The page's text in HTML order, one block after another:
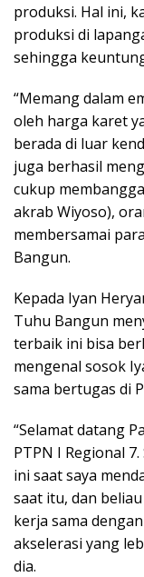
produksi. Hal ini,
produksi di
sehingga
“Memang dalam
oleh harga karet
berada di luar
juga berhasil
cukup
akrab Wiyoso),
membersamai
Bangun.
Kepada Iyan
Tuhu Bangun
terbaik ini bisa
mengenal sosok
sama bertugas di
“Selamat datang
PTPN I Regional
ini saat saya
saat itu, dan
kerja sama
akselerasi yang
dia.